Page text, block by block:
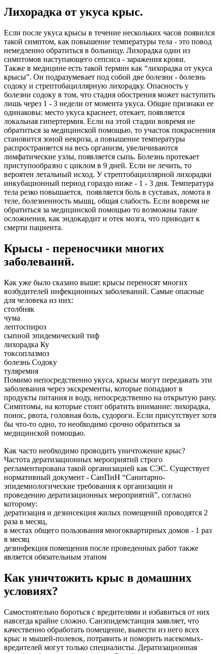
Лихорадка от укуса крыс.
Если после укуса крысы в течение нескольких часов появился
такой симптом, как повышение температуры тела - это повод
немедленно обратиться в больницу. Лихорадка один из
симптомов наступающего сепсиса - заражения крови.
Также в медицине есть такой термин как “лихорадка от укуса
крысы”. Он подразумевает под собой две болезни - болезнь
содоку и стрептобациллярную лихорадку. Опасность у
болезни содоку в том, что стадия обострения может наступить
лишь через 1 - 3 недели от момента укуса. Общие признаки ее
одинаковы: место укуса краснеет, отекает, появляется
локальная гипертермия. Если на этой стадии вовремя не
обратиться за медицинской помощью, то участок покраснения
становится зоной некроза, а повышение температуры
распространяется на весь организм, увеличиваются
лимфатические узлы, появляется сыпь. Болезнь протекает
приступообразно с циклом в 9 дней. Если не лечить, то
вероятен летальный исход. У стрептобациллярной лихорадки
инкубационный период гораздо ниже - 1 - 3 дня. Температура
тела резко повышается, появляется боль в суставах, ломота в
теле, болезненность мышц, общая слабость. Если вовремя не
обратиться за медицинской помощью то возможны такие
осложнения, как эндокардит и отек мозга, что приводит к
смерти пациента.
Крысы - переносчики многих
заболеваний.
Как уже было сказано выше: крысы переносят многих
возбудителей инфекционных заболеваний. Самые опасные
для человека из них:
столбняк
чума
лептоспироз
сыпной эпидемический тиф
лихорадка Ку
токсоплазмоз
болезнь Содоку
туляремия
Помимо непосредственно укуса, крысы могут передавать эти
заболевания через экскременты, которые попадают в
продукты питания и воду, непосредственно на открытую рану.
Симптомы, на которые стоит обратить внимание: лихорадка,
понос, рвота, головная боль, судороги. Если присутствует хотя
бы что-то одно, то необходимо срочно обратиться за
медицинской помощью.
Как часто необходимо проводить уничтожение крыс?
Частота дератизационных мероприятий строго
регламентирована такой организацией как СЭС. Существует
нормативный документ - СанПиН “Санитарно-
эпидемиологические требования к организации и
проведению дератизационных мероприятий”, согласно
которому:
дератизация и дезинсекция жилых помещений проводятся 2
раза в месяц,
в местах общего пользования многоквартирных домов - 1 раз
в месяц
дезинфекция помещения после проведенных работ также
является обязательным этапом
Как уничтожить крыс в домашних
условиях?
Самостоятельно бороться с вредителями и избавиться от них
навсегда крайне сложно. Санэпидемстанция заявляет, что
качественно обработать помещение, вывести из него всех
крыс и мышей-полевок, потравить и поморить насекомых-
вредителей могут только специалисты. Дератизационная